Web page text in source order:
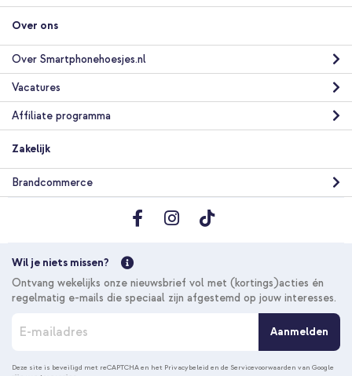
Over ons
Over Smartphonehoesjes.nl
Vacatures
Affiliate programma
Zakelijk
Brandcommerce
Wil je niets missen?
Ontvang wekelijks onze nieuwsbrief vol met (kortings)acties én
regelmatig e-mails die speciaal zijn afgestemd op jouw interesses.
n
Aanmelden
Deze site is beveiligd met reCAPTCHA en het Privacybeleid en de Servicevoorwaarden van Google